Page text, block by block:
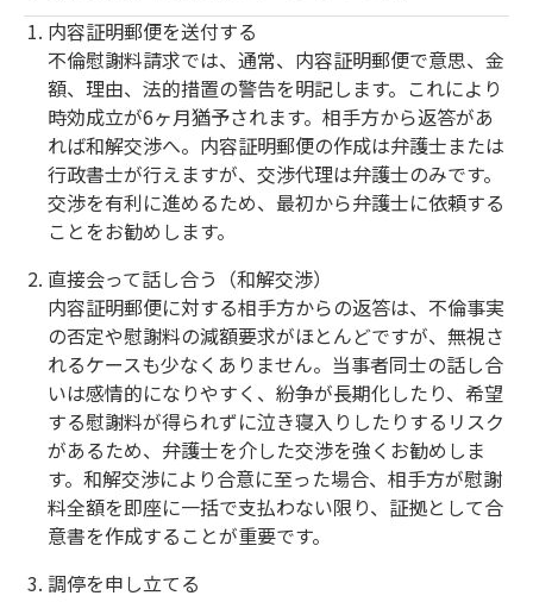
内容証明郵便を送付する
不倫慰謝料請求では、通常、内容証明郵便で意思、金
額、理由、法的措置の警告を明記します。これにより
時効成立が6ヶ月猶予されます。相手方から返答があ
れば和解交渉へ。内容証明郵便の作成は弁護士または
行政書士が行えますが、交渉代理は弁護士のみです。
交渉を有利に進めるため、最初から弁護士に依頼する
ことをお勧めします。
直接会って話し合う（和解交渉）
内容証明郵便に対する相手方からの返答は、不倫事実
の否定や慰謝料の減額要求がほとんどですが、無視さ
れるケースも少なくありません。当事者同士の話し合
いは感情的になりやすく、紛争が長期化したり、希望
する慰謝料が得られずに泣き寝入りしたりするリスク
があるため、弁護士を介した交渉を強くお勧めしま
す。和解交渉により合意に至った場合、相手方が慰謝
料全額を即座に一括で支払わない限り、証拠として合
意書を作成することが重要です。
調停を申し立てる